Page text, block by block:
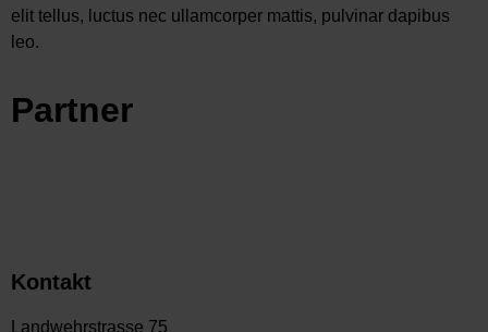
elit tellus, luctus nec ullamcorper mattis, pulvinar dapibus
leo.
Partner
Kontakt
Landwehrstrasse 75